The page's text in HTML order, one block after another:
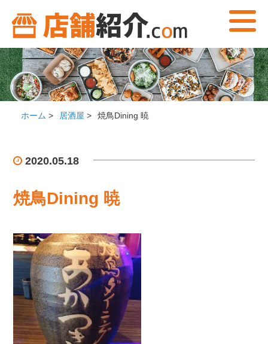
ホーム > 居酒屋 > 焼鳥Dining 暁
2020.05.18
焼鳥Dining 暁